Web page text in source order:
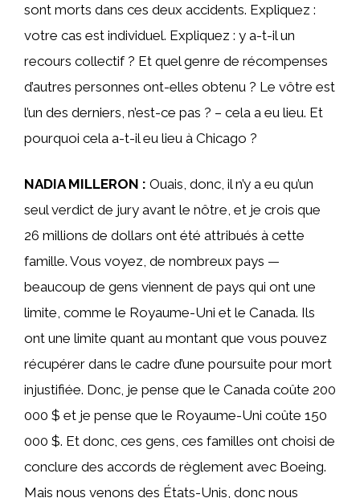
sont morts dans ces deux accidents. Expliquez :
votre cas est individuel. Expliquez : y a-t-il un
recours collectif ? Et quel genre de récompenses
d’autres personnes ont-elles obtenu ? Le vôtre est
l’un des derniers, n’est-ce pas ? – cela a eu lieu. Et
pourquoi cela a-t-il eu lieu à Chicago ?
NADIA MILLERON : Ouais, donc, il n’y a eu qu’un
seul verdict de jury avant le nôtre, et je crois que
26 millions de dollars ont été attribués à cette
famille. Vous voyez, de nombreux pays —
beaucoup de gens viennent de pays qui ont une
limite, comme le Royaume-Uni et le Canada. Ils
ont une limite quant au montant que vous pouvez
récupérer dans le cadre d’une poursuite pour mort
injustifiée. Donc, je pense que le Canada coûte 200
000 $ et je pense que le Royaume-Uni coûte 150
000 $. Et donc, ces gens, ces familles ont choisi de
conclure des accords de règlement avec Boeing.
Mais nous venons des États-Unis, donc nous